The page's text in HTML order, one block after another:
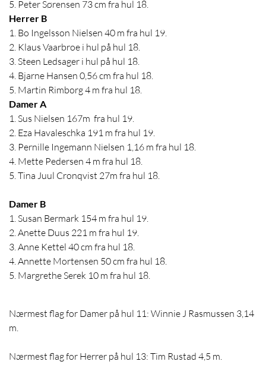
5. Peter Sørensen 73 cm fra hul 18.
Herrer B
1. Bo Ingelsson Nielsen 40 m fra hul 19.
2. Klaus Vaarbroe i hul på hul 18.
3. Steen Ledsager i hul på hul 18.
4. Bjarne Hansen 0,56 cm fra hul 18.
5. Martin Rimborg 4 m fra hul 18.
Damer A
1. Sus Nielsen 167m fra hul 19.
2. Eza Havaleschka 191 m fra hul 19.
3. Pernille Ingemann Nielsen 1,16 m fra hul 18.
4. Mette Pedersen 4 m fra hul 18.
5. Tina Juul Cronqvist 27m fra hul 18.
Damer B
1. Susan Bermark 154 m fra hul 19.
2. Anette Duus 221 m fra hul 19.
3. Anne Kettel 40 cm fra hul 18.
4. Annette Mortensen 50 cm fra hul 18.
5. Margrethe Serek 10 m fra hul 18.
Nærmest flag for Damer på hul 11: Winnie J Rasmussen 3,14
m.
Nærmest flag for Herrer på hul 13: Tim Rustad 4,5 m.